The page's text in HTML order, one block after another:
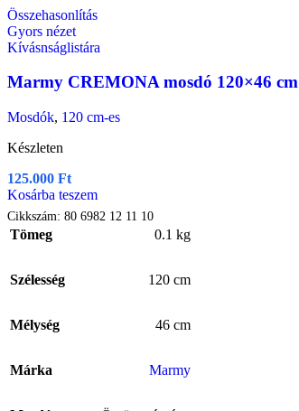
Összehasonlítás
Gyors nézet
Kívásnságlistára
Marmy CREMONA mosdó 120×46 cm
Mosdók, 120 cm-es
Készleten
125.000 Ft
Kosárba teszem
Cikkszám: 80 6982 12 11 10
Tömeg 0.1 kg
Szélesség 120 cm
Mélység 46 cm
Márka Marmy